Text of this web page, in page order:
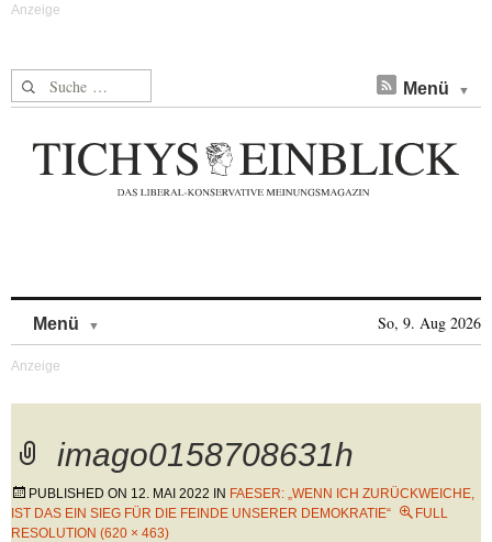
Suche nach: Menü
Menü So, 9. Aug 2026
imago0158708631h
PUBLISHED ON 12. MAI 2022 IN FAESER: „WENN ICH ZURÜCKWEICHE,
IST DAS EIN SIEG FÜR DIE FEINDE UNSERER DEMOKRATIE“
FULL
RESOLUTION (620 × 463)